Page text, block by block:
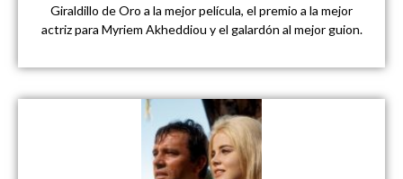
Giraldillo de Oro a la mejor película, el premio a la mejor
actriz para Myriem Akheddiou y el galardón al mejor guion.